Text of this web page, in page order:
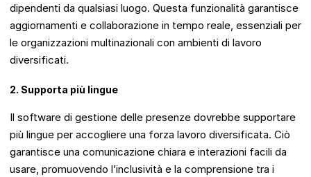
dipendenti da qualsiasi luogo. Questa funzionalità garantisce
aggiornamenti e collaborazione in tempo reale, essenziali per
le organizzazioni multinazionali con ambienti di lavoro
diversificati.
2. Supporta più lingue
Il software di gestione delle presenze dovrebbe supportare
più lingue per accogliere una forza lavoro diversificata. Ciò
garantisce una comunicazione chiara e interazioni facili da
usare, promuovendo l’inclusività e la comprensione tra i